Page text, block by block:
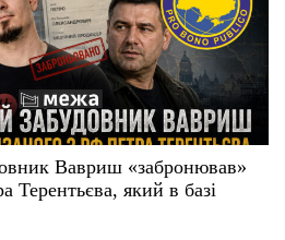
Вавриш «забронював»
Терентьєва, який в базі